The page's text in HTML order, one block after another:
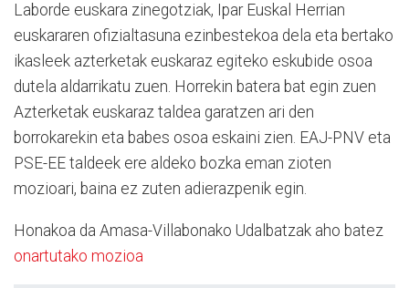
Laborde euskara zinegotziak, Ipar Euskal Herrian
euskararen ofizialtasuna ezinbestekoa dela eta bertako
ikasleek azterketak euskaraz egiteko eskubide osoa
dutela aldarrikatu zuen. Horrekin batera bat egin zuen
Azterketak euskaraz taldea garatzen ari den
borrokarekin eta babes osoa eskaini zien. EAJ-PNV eta
PSE-EE taldeek ere aldeko bozka eman zioten
mozioari, baina ez zuten adierazpenik egin.
Honakoa da Amasa-Villabonako Udalbatzak aho batez
onartutako mozioa